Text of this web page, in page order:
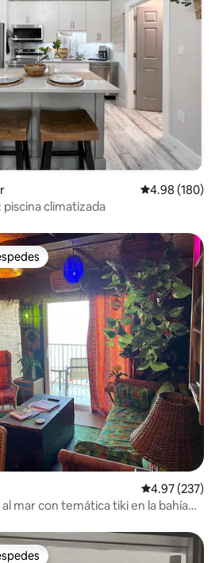
Calificación
4.98 (180)
piscina climatizada
preferido
Calificación
4.97 (237)
mar con temática tiki en la bahía